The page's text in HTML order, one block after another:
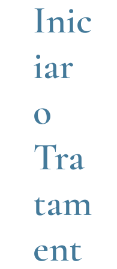
Inic
iar
o
Tra
tam
ent